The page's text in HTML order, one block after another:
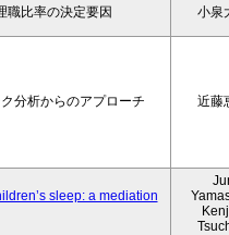
職比率の決定要因 小泉
分析からのアプローチ 近藤
sleep: a mediation